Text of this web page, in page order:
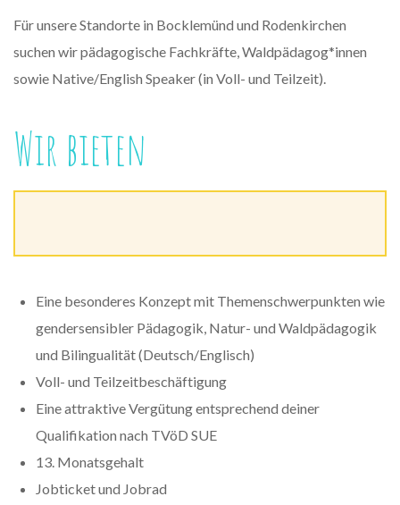
Für unsere Standorte in Bocklemünd und Rodenkirchen
suchen wir pädagogische Fachkräfte, Waldpädagog*innen
sowie Native/English Speaker (in Voll- und Teilzeit).
Wir bieten
Eine besonderes Konzept mit Themenschwerpunkten wie
gendersensibler Pädagogik, Natur- und Waldpädagogik
und Bilingualität (Deutsch/Englisch)
Voll- und Teilzeitbeschäftigung
Eine attraktive Vergütung entsprechend deiner
Qualifikation nach TVöD SUE
13. Monatsgehalt
Jobticket und Jobrad